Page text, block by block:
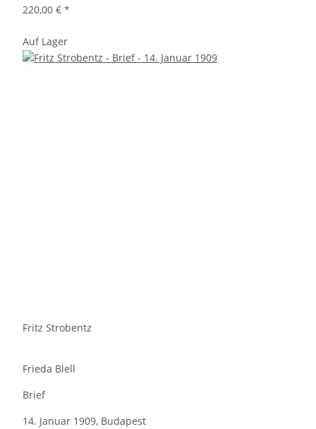
220,00 € *
Auf Lager
Fritz Strobentz
Frieda Blell
Brief
14. Januar 1909, Budapest